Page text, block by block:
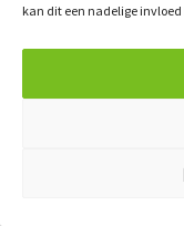
kan dit een nadelige